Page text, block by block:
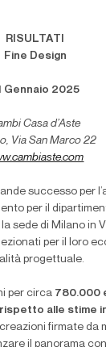
RISULTATI
Fine Design
Gennaio 2025
Casa d’Aste
Via San Marco 22
successo per
per il
la sede di Milano in
per il loro
progettuale.
per circa 780.000
alle stime
firmate da
il panorama